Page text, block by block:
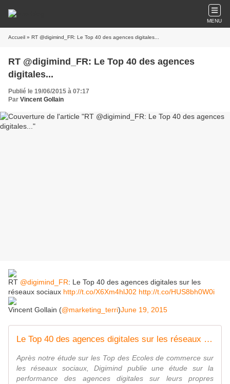
MENU
Accueil » RT @digimind_FR: Le Top 40 des agences digitales...
RT @digimind_FR: Le Top 40 des agences
digitales...
Publié le 19/06/2015 à 07:17
Par Vincent Gollain
RT @digimind_FR: Le Top 40 des agences digitales sur les
réseaux sociaux http://t.co/X6Xm4hlJ02 http://t.co/HUS8bh0W0i
Vincent Gollain (@marketing_terri)June 19, 2015
Le Top 40 des agences digitales sur les réseaux sociaux
Après notre étude sur les Top des Ecoles de commerce sur
les réseaux sociaux, Digimind publie une étude sur la
performance des agences digitales sur leurs propres